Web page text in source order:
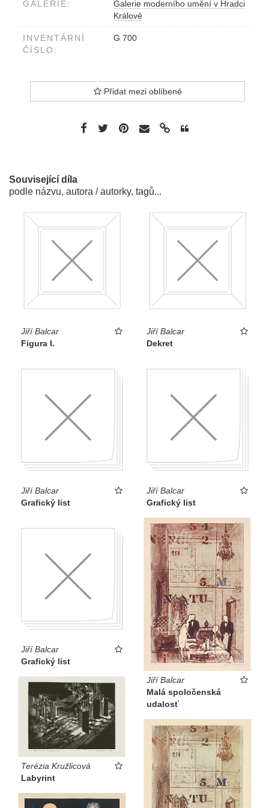
GALERIE:
Galerie moderního umění v Hradci
Králové
INVENTÁRNÍ
ČÍSLO:
G 700
Přidat mezi oblíbené
Související díla
podle názvu, autora / autorky, tagů...
Jiří Balcar
Figura I.
Jiří Balcar
Dekret
Jiří Balcar
Grafický list
Jiří Balcar
Grafický list
Jiří Balcar
Grafický list
Jiří Balcar
Malá spoločenská
udalosť
Terézia Kružlicová
Labyrint